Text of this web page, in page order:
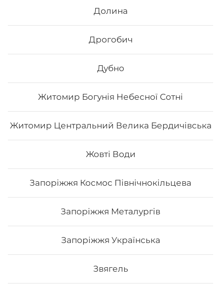
Долина
Дрогобич
Дубно
Житомир Богунія Небесної Сотні
Житомир Центральний Велика Бердичівська
Жовті Води
Запоріжжя Космос Північнокільцева
Запоріжжя Металургів
Запоріжжя Українська
Звягель
Сет «Сезам»
Вага: 1040 г Склад: Хіко Мак, Чіз рол, Каліфорнія зі
568₴